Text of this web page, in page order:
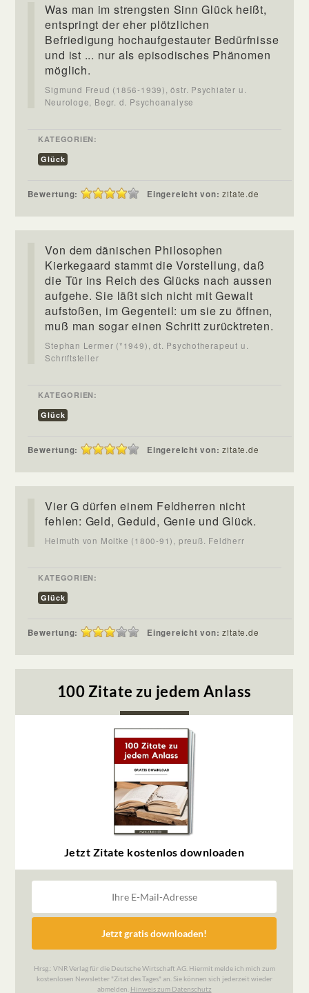
Was man im strengsten Sinn Glück heißt,
entspringt der eher plötzlichen
Befriedigung hochaufgestauter Bedürfnisse
und ist ... nur als episodisches Phänomen
möglich.
Sigmund Freud (1856-1939), östr. Psychiater u.
Neurologe, Begr. d. Psychoanalyse
KATEGORIEN:
Glück
Bewertung: Eingereicht von:zitate.de
Von dem dänischen Philosophen
Kierkegaard stammt die Vorstellung, daß
die Tür ins Reich des Glücks nach aussen
aufgehe. Sie läßt sich nicht mit Gewalt
aufstoßen, im Gegenteil: um sie zu öffnen,
muß man sogar einen Schritt zurücktreten.
Stephan Lermer (*1949), dt. Psychotherapeut u.
Schriftsteller
KATEGORIEN:
Glück
Bewertung: Eingereicht von:zitate.de
Vier G dürfen einem Feldherren nicht
fehlen: Geld, Geduld, Genie und Glück.
Helmuth von Moltke (1800-91), preuß. Feldherr
KATEGORIEN:
Glück
Bewertung: Eingereicht von:zitate.de